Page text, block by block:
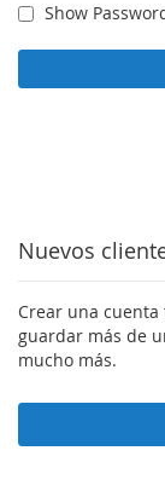
Show
Nuevos
Crear una
guardar más de
mucho más.